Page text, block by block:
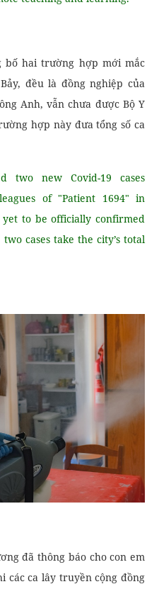
bố hai trường hợp mới mắc
đều là đồng nghiệp của
Anh, vẫn chưa được Bộ Y
hợp này đưa tổng số ca
two new Covid-19 cases
of "Patient 1694" in
to be officially confirmed
cases take the city’s total
đã thông báo cho con em
các ca lây truyền cộng đồng